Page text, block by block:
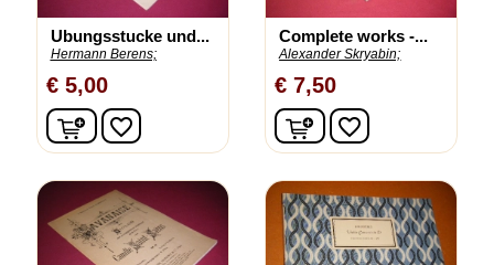
Ubungsstucke und...
Hermann Berens;
€ 5,00
In winkelwagen
favorite_border
Complete works -...
Alexander Skryabin;
€ 7,50
In winkelwagen
favorite_border